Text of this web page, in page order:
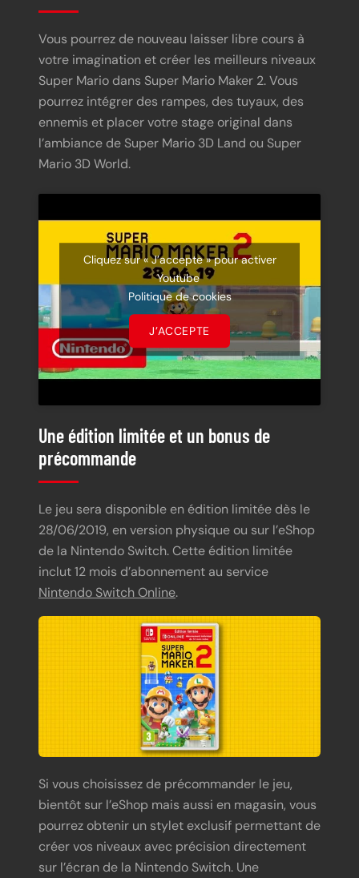
Vous pourrez de nouveau laisser libre cours à
votre imagination et créer les meilleurs niveaux
Super Mario dans Super Mario Maker 2. Vous
pourrez intégrer des rampes, des tuyaux, des
ennemis et placer votre stage original dans
l’ambiance de Super Mario 3D Land ou Super
Mario 3D World.
Cliquez sur « J’accepte » pour activer
Youtube
Politique de cookies
J’ACCEPTE
Une édition limitée et un bonus de
précommande
Le jeu sera disponible en édition limitée dès le
28/06/2019, en version physique ou sur l’eShop
de la Nintendo Switch. Cette édition limitée
inclut 12 mois d’abonnement au service
Nintendo Switch Online.
Si vous choisissez de précommander le jeu,
bientôt sur l’eShop mais aussi en magasin, vous
pourrez obtenir un stylet exclusif permettant de
créer vos niveaux avec précision directement
sur l’écran de la Nintendo Switch. Une